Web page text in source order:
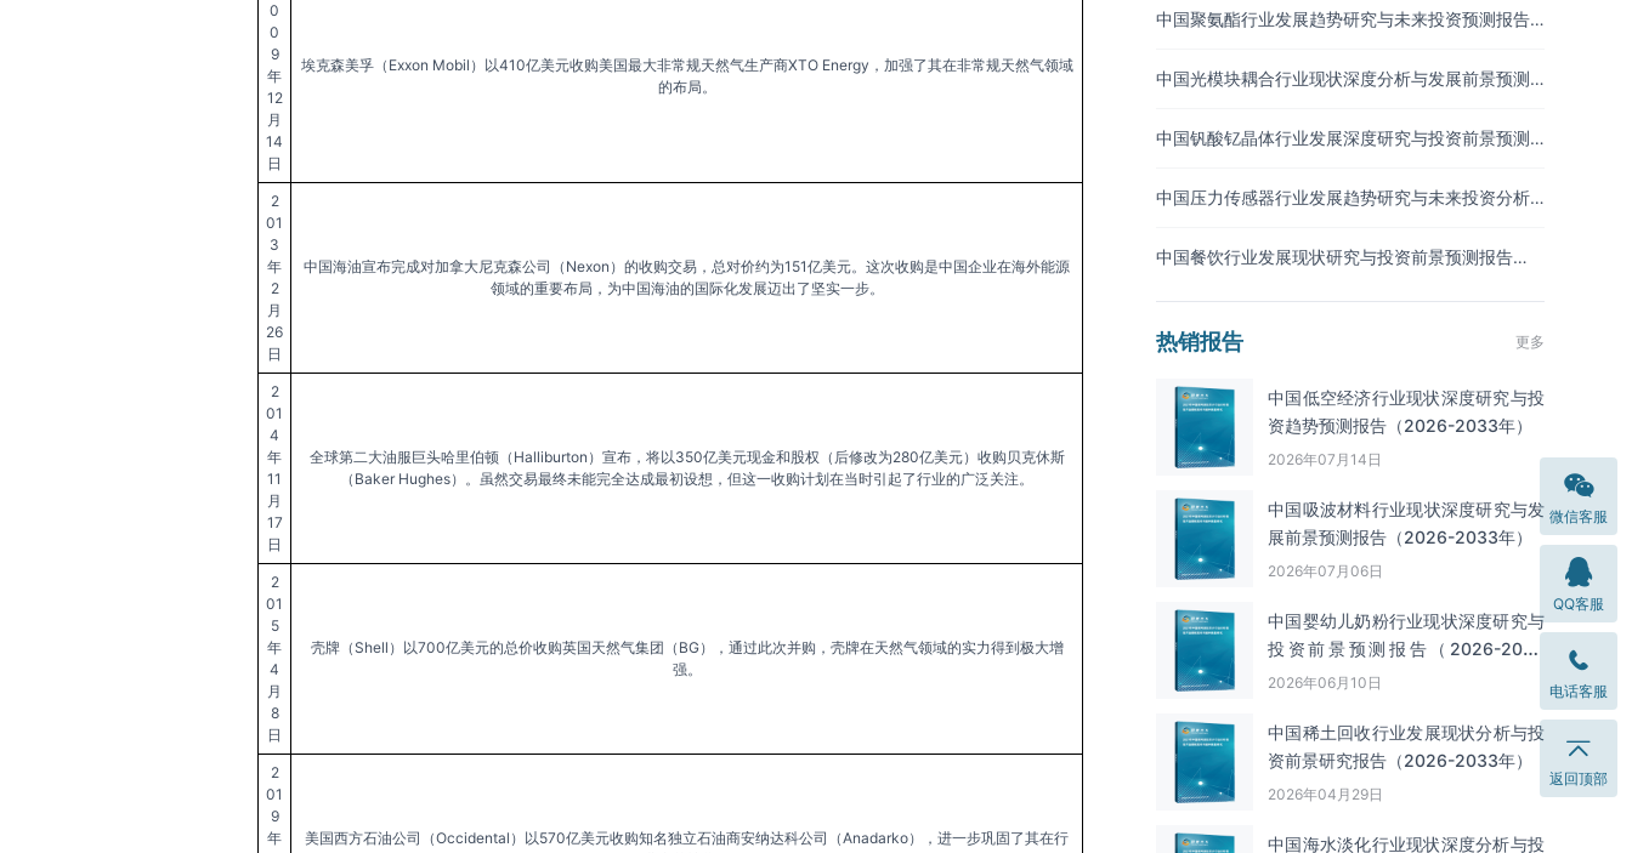
0
0
9
年
12
月
14
日
埃克森美孚（Exxon Mobil）以410亿美元收购美国最大非常规天然气生产商XTO Energy，加强了其在非常规天然气领域
的布局。
2
01
3
年
2
月
26
日
中国海油宣布完成对加拿大尼克森公司（Nexon）的收购交易，总对价约为151亿美元。这次收购是中国企业在海外能源
领域的重要布局，为中国海油的国际化发展迈出了坚实一步。
2
01
4
年
11
月
17
日
全球第二大油服巨头哈里伯顿（Halliburton）宣布，将以350亿美元现金和股权（后修改为280亿美元）收购贝克休斯
（Baker Hughes）。虽然交易最终未能完全达成最初设想，但这一收购计划在当时引起了行业的广泛关注。
2
01
5
年
4
月
8
日
壳牌（Shell）以700亿美元的总价收购英国天然气集团（BG），通过此次并购，壳牌在天然气领域的实力得到极大增
强。
2
01
9
年
美国西方石油公司（Occidental）以570亿美元收购知名独立石油商安纳达科公司（Anadarko），进一步巩固了其在行
中国聚氨酯行业发展趋势研究与未来投资预测报告
中国光模块耦合行业现状深度分析与发展前景预测
中国钒酸钇晶体行业发展深度研究与投资前景预测
中国压力传感器行业发展趋势研究与未来投资分析
中国餐饮行业发展现状研究与投资前景预测报告
热销报告 更多
中国低空经济行业现状深度研究与投
资趋势预测报告（2026-2033年）
2026年07月14日
中国吸波材料‌‌‌行业现状深度研究与发
展前景预测报告（2026-2033年）
2026年07月06日
中国婴幼儿奶粉行业现状深度研究与
投资前景预测报告（2026-2033
年）
2026年06月10日
中国‌‌稀土回收‌‌行业发展现状分析与投
资前景研究报告（2026-2033年）
2026年04月29日
中国海水淡化行业现状深度分析与投
微信客服
QQ客服
电话客服
返回顶部